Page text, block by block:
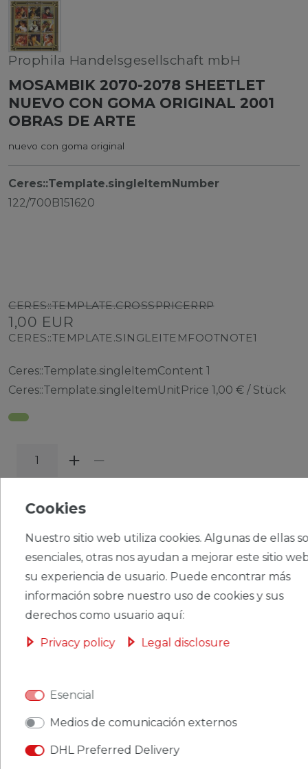
Prophila Handelsgesellschaft mbH
MOSAMBIK 2070-2078 SHEETLET
NUEVO CON GOMA ORIGINAL 2001
OBRAS DE ARTE
nuevo con goma original
Ceres::Template.singleItemNumber
122/700B151620
CERES::TEMPLATE.CROSSPRICERRP
1,00 EUR
CERES::TEMPLATE.SINGLEITEMFOOTNOTE1
Ceres::Template.singleItemContent 1
Ceres::Template.singleItemUnitPrice 1,00 € / Stück
CERES::TEMPLATE.SINGLEITEMWISHLIST
Ceres::Template.singleItemFootnote1 Ceres::Template.singleItemInclVAT
Cookies
Nuestro sitio web utiliza cookies. Algunas de ellas
esenciales, otras nos ayudan a mejorar este sitio
su experiencia de usuario. Puede encontrar más
información sobre nuestro uso de cookies y sus
derechos como usuario aquí:
Privacy policy Legal disclosure
Esencial
Medios de comunicación externos
DHL Preferred Delivery